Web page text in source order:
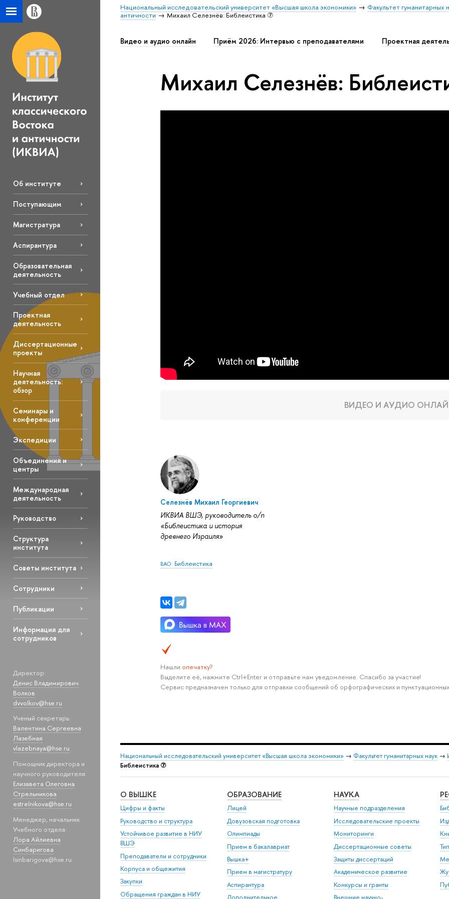
Национальный исследовательский университет «Высшая школа экономики»
Факультет гуманитарных
античности
Михаил Селезнёв: Библеистика ⑦
Об институте
Поступающим
Магистратура
Аспирантура
Образовательная
деятельность
Учебный отдел
Проектная
деятельность
Диссертационные
проекты
Научная
деятельность:
обзор
Семинары и
конференции
Экспедиции
Объединения и
центры
Международная
деятельность
Руководство
Структура
института
Советы института
Сотрудники
Публикации
Информация для
сотрудников
Директор:
Денис Владимирович
Волков
dvvolkov@hse.ru
Ученый секретарь:
Валентина Сергеевна
Лазебная
vlazebnaya@hse.ru
Помощник директора и
научного руководителя:
Елизавета Олеговна
Стрельникова
estrelnikova@hse.ru
Менеджер, начальник
Учебного отдела:
Лора Айлиевна
Синбаригова
lsinbarigova@hse.ru
Видео и аудио онлайн Приём 2026: Интервью с преподавателями Проектная
Михаил Селезнёв:
ВИДЕО И АУДИО
Селезнёв Михаил Георгиевич
ИКВИА ВШЭ, руководитель о/п
«Библеистика и история
древнего Израиля»
ВАО: Библеистика
Нашли опечатку?
Выделите её, нажмите Ctrl+Enter и отправьте нам уведомление. Спасибо за участие!
Сервис предназначен только для отправки сообщений об орфографических и
Национальный исследовательский университет «Высшая школа экономики» → Факультет гуманитарных наук →
Библеистика ⑦
О ВЫШКЕ
Цифры и факты
Руководство и структура
Устойчивое развитие в НИУ
ВШЭ
Преподаватели и сотрудники
Корпуса и общежития
Закупки
Обращения граждан в НИУ
ОБРАЗОВАНИЕ
Лицей
Довузовская подготовка
Олимпиады
Прием в бакалавриат
Вышка+
Прием в магистратуру
Аспирантура
НАУКА
Научные подразделения
Исследовательские проекты
Мониторинги
Диссертационные советы
Защиты диссертаций
Академическое развитие
Конкурсы и гранты